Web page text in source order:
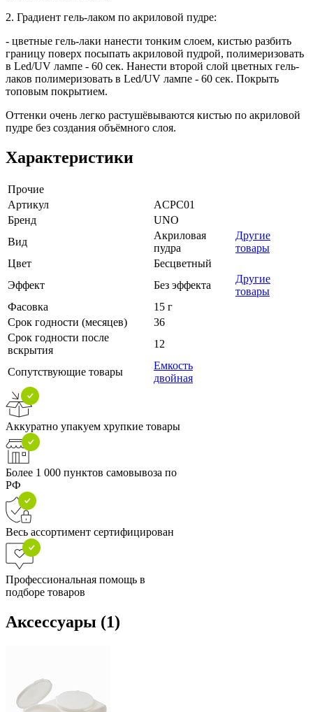
2. Градиент гель-лаком по акриловой пудре:
- цветные гель-лаки нанести тонким слоем, кистью разбить
границу поверх посыпать акриловой пудрой, полимеризовать
в Led/UV лампе - 60 сек. Нанести второй слой цветных гель-
лаков полимеризовать в Led/UV лампе - 60 сек. Покрыть
топовым покрытием.
Оттенки очень легко растушёвываются кистью по акриловой
пудре без создания объёмного слоя.
Характеристики
Прочие
Артикул
ACPC01
Бренд
UNO
Вид
Акриловая
пудра
Другие
товары
Цвет
Бесцветный
Эффект
Без эффекта
Другие
товары
Фасовка
15 г
Срок годности (месяцев)
36
Срок годности после
вскрытия
12
Сопутствующие товары
Емкость
двойная
Аккуратно упакуем хрупкие товары
Более 1 000 пунктов самовывоза по
РФ
Весь ассортимент сертифицирован
Профессиональная помощь в
подборе товаров
Аксессуары (1)